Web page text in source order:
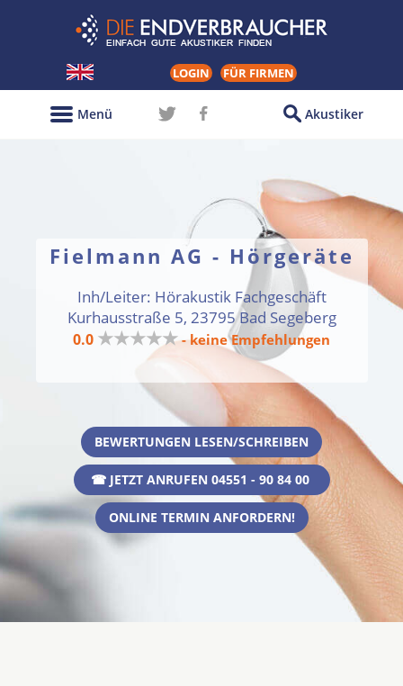
LOGIN FÜR FIRMEN
Akustiker
Menü
Fielmann AG - Hörgeräte
Inh/Leiter: Hörakustik Fachgeschäft
Kurhausstraße 5, 23795 Bad Segeberg
0.0 ★★★★★ - keine Empfehlungen
BEWERTUNGEN LESEN/SCHREIBEN
☎ JETZT ANRUFEN 04551 - 90 84 00
ONLINE TERMIN ANFORDERN!